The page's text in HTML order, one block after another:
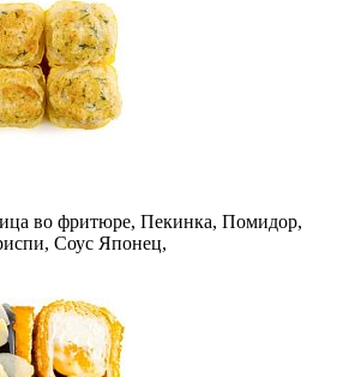
во фритюре, Пекинка, Помидор,
Соус Японец,